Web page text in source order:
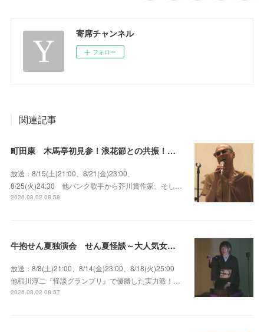
寄席チャンネル
フォロー
関連記事
町田康 木馬亭初見参！浪花節との共振！～マチダ地蔵尊 他
放送：8/15(土)21:00、8/21(金)23:00、
8/25(火)24:30 他パンク歌手から芥川賞作家、そし…
2026.08.02 08:58
牛抱せん夏独演会 せん夏怪談～大人気女性怪談師とっておきの背筋も凍る…
放送：8/8(土)21:00、8/14(金)23:00、8/18(火)25:00
他稲川淳二『怪談グランプリ』で優勝した実力派！…
2026.08.02 08:57